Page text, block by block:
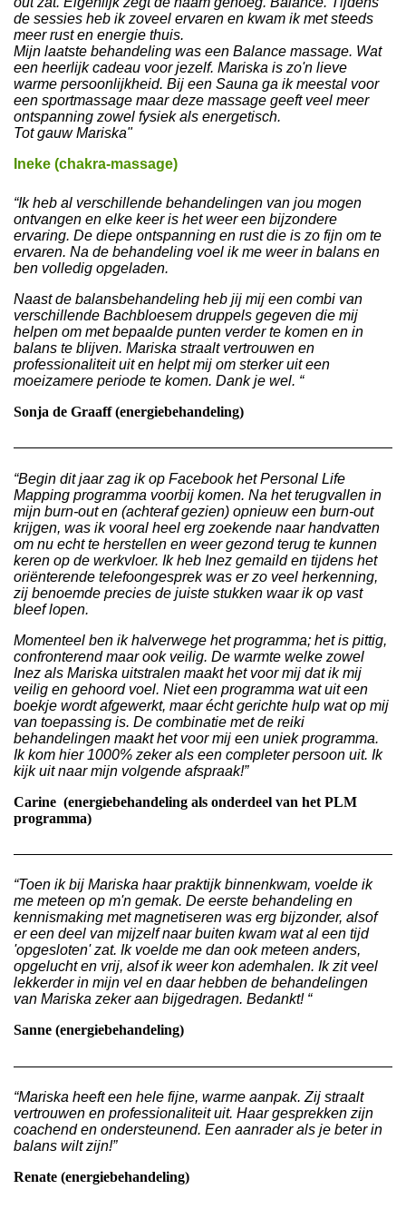
de sessies heb ik zoveel ervaren en kwam ik met steeds
meer rust en energie thuis.
Mijn laatste behandeling was een Balance massage. Wat
een heerlijk cadeau voor jezelf. Mariska is zo'n lieve
warme persoonlijkheid. Bij een Sauna ga ik meestal voor
een sportmassage maar deze massage geeft veel meer
ontspanning zowel fysiek als energetisch.
Tot gauw Mariska"
Ineke (chakra-massage)
“Ik heb al verschillende behandelingen van jou mogen
ontvangen en elke keer is het weer een bijzondere
ervaring. De diepe ontspanning en rust die is zo fijn om te
ervaren. Na de behandeling voel ik me weer in balans en
ben volledig opgeladen.
Naast de balansbehandeling heb jij mij een combi van
verschillende Bachbloesem druppels gegeven die mij
helpen om met bepaalde punten verder te komen en in
balans te blijven. Mariska straalt vertrouwen en
professionaliteit uit en helpt mij om sterker uit een
moeizamere periode te komen. Dank je wel. “
Sonja de Graaff (energiebehandeling)
“Begin dit jaar zag ik op Facebook het Personal Life
Mapping programma voorbij komen. Na het terugvallen in
mijn burn-out en (achteraf gezien) opnieuw een burn-out
krijgen, was ik vooral heel erg zoekende naar handvatten
om nu echt te herstellen en weer gezond terug te kunnen
keren op de werkvloer. Ik heb Inez gemaild en tijdens het
oriënterende telefoongesprek was er zo veel herkenning,
zij benoemde precies de juiste stukken waar ik op vast
bleef lopen.
Momenteel ben ik halverwege het programma; het is pittig,
confronterend maar ook veilig. De warmte welke zowel
Inez als Mariska uitstralen maakt het voor mij dat ik mij
veilig en gehoord voel. Niet een programma wat uit een
boekje wordt afgewerkt, maar écht gerichte hulp wat op mij
van toepassing is. De combinatie met de reiki
behandelingen maakt het voor mij een uniek programma.
Ik kom hier 1000% zeker als een completer persoon uit. Ik
kijk uit naar mijn volgende afspraak!”
Carine (energiebehandeling als onderdeel van het PLM
programma)
“Toen ik bij Mariska haar praktijk binnenkwam, voelde ik
me meteen op m'n gemak. De eerste behandeling en
kennismaking met magnetiseren was erg bijzonder, alsof
er een deel van mijzelf naar buiten kwam wat al een tijd
'opgesloten' zat. Ik voelde me dan ook meteen anders,
opgelucht en vrij, alsof ik weer kon ademhalen. Ik zit veel
lekkerder in mijn vel en daar hebben de behandelingen
van Mariska zeker aan bijgedragen. Bedankt! “
Sanne (energiebehandeling)
“Mariska heeft een hele fijne, warme aanpak. Zij straalt
vertrouwen en professionaliteit uit. Haar gesprekken zijn
coachend en ondersteunend. Een aanrader als je beter in
balans wilt zijn!”
Renate (energiebehandeling)